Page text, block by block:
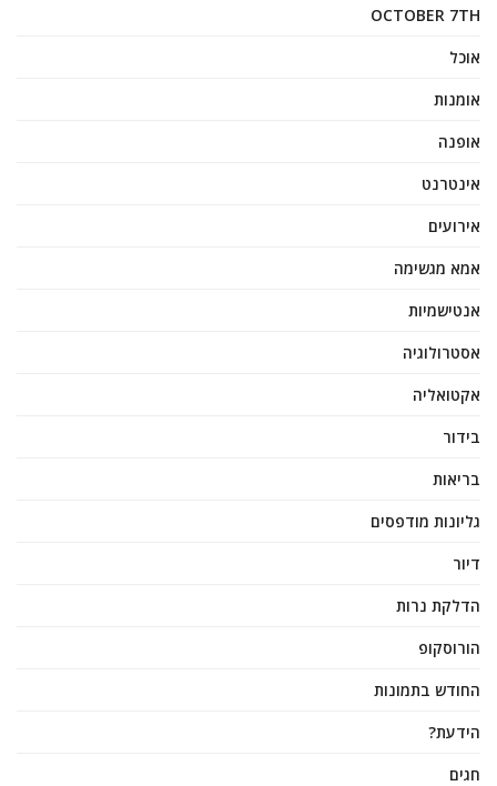
OCTOBER 7TH
אוכל
אומנות
אופנה
אינטרנט
אירועים
אמא מגשימה
אנטישמיות
אסטרולוגיה
אקטואליה
בידור
בריאות
גליונות מודפסים
דיור
הדלקת נרות
הורוסקופ
החודש בתמונות
הידעת?
חגים